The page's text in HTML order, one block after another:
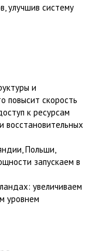
улучшив систему
и
повысит скорость
к ресурсам
восстановительных
Польши,
запускаем в
увеличиваем
уровнем